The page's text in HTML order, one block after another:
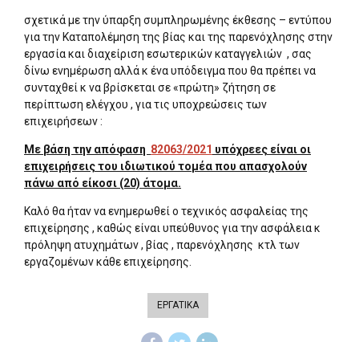
σχετικά με την ύπαρξη συμπληρωμένης έκθεσης – εντύπου
για την Καταπολέμηση της βίας και της παρενόχλησης στην
εργασία και διαχείριση εσωτερικών καταγγελιών , σας
δίνω ενημέρωση αλλά κ ένα υπόδειγμα που θα πρέπει να
συνταχθεί κ να βρίσκεται σε «πρώτη» ζήτηση σε
περίπτωση ελέγχου , για τις υποχρεώσεις των
επιχειρήσεων :
Με βάση την απόφαση 82063/2021 υπόχρεες είναι οι
επιχειρήσεις του ιδιωτικού τομέα που απασχολούν
πάνω από είκοσι (20) άτομα.
Καλό θα ήταν να ενημερωθεί ο τεχνικός ασφαλείας της
επιχείρησης , καθώς είναι υπεύθυνος για την ασφάλεια κ
πρόληψη ατυχημάτων , βίας , παρενόχλησης κτλ των
εργαζομένων κάθε επιχείρησης.
ΕΡΓΑΤΙΚΑ